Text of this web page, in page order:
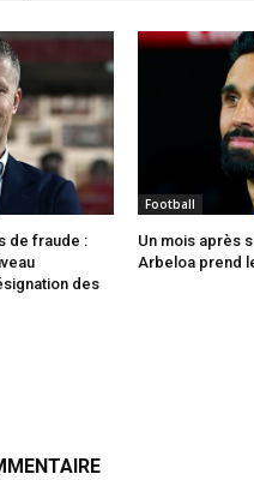
de fraude :
des
Football
Un mois après
Arbeloa prend